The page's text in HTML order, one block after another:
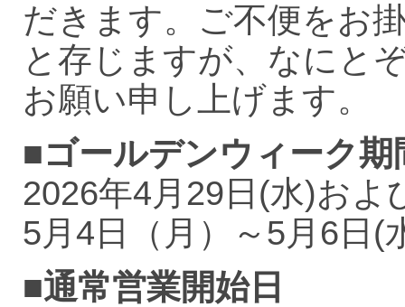
だきます。ご不便をお
と存じますが、なにと
お願い申し上げます。
■ゴールデンウィーク期
2026年4月29日(水)およ
5月4日（月）～5月6日(
■通常営業開始日